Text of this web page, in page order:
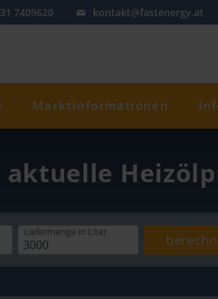
7409620 kontakt@fastenergy.at
Marktinformationen
aktuelle
Liefermenge in Liter